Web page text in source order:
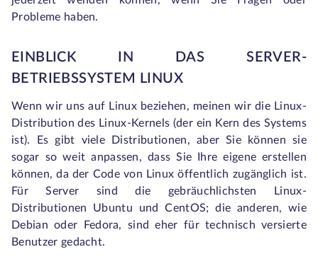
Probleme haben.
EINBLICK IN DAS SERVER-
BETRIEBSSYSTEM LINUX
Wenn wir uns auf Linux beziehen, meinen wir die Linux-
Distribution des Linux-Kernels (der ein Kern des Systems
ist). Es gibt viele Distributionen, aber Sie können sie
sogar so weit anpassen, dass Sie Ihre eigene erstellen
können, da der Code von Linux öffentlich zugänglich ist.
Für Server sind die gebräuchlichsten Linux-
Distributionen Ubuntu und CentOS; die anderen, wie
Debian oder Fedora, sind eher für technisch versierte
Benutzer gedacht.